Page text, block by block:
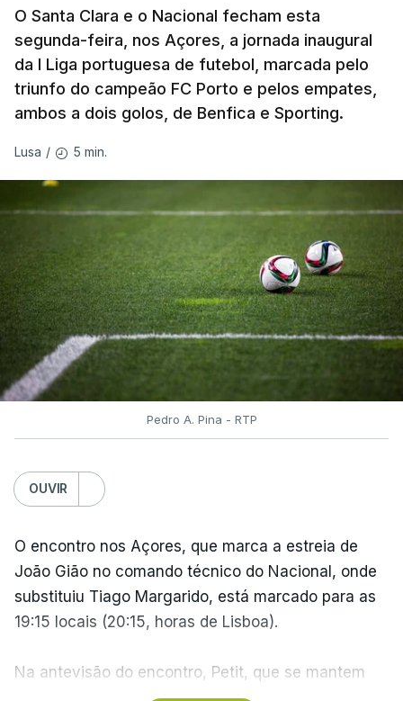
Pro Cycling) é o 113.º classificado da Volta e o
primeiro a realizar o contrarrelógio, saindo para a
estrada às 15:05.
Os corredores partem separados por um minuto,
O contrarrelógio individual realiza-se a meio da 87ª
Volta a Portugal, numa interrupção do hábito de
terminar a corrida com o 'crono', que vigorava
ininterruptamente desde 2016.
ARTIGOS RELACIONADOS
Volta a Portugal. Nova
Camisola Amarela dilata
Volta,Portugal,Ciclismo ,Bicicleta, Alexis
Guérin,Camisola,Amarela
O Santa Clara e o Nacional fecham esta
segunda-feira, nos Açores, a jornada inaugural
da I Liga portuguesa de futebol, marcada pelo
triunfo do campeão FC Porto e pelos empates,
ambos a dois golos, de Benfica e Sporting.
Lusa / 5 min.
Pedro A. Pina - RTP
OUVIR
O encontro nos Açores, que marca a estreia de
João Gião no comando técnico do Nacional, onde
substituiu Tiago Margarido, está marcado para as
19:15 locais (20:15, horas de Lisboa).
Na antevisão do encontro, Petit, que se mantem
como treinador do Santa Clara, assumiu a vontade